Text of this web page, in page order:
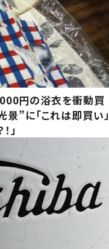
円の浴衣を衝動買
”に「これは即買い」
」